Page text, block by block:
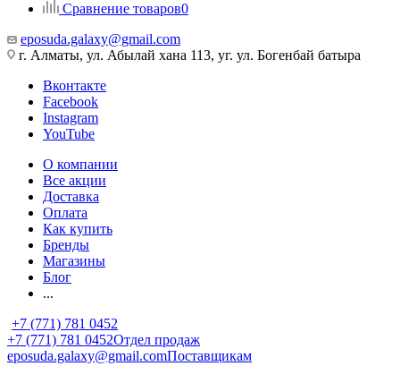
Сравнение товаров0
eposuda.galaxy@gmail.com
г. Алматы, ул. Абылай хана 113, уг. ул. Богенбай батыра
Вконтакте
Facebook
Instagram
YouTube
О компании
Все акции
Доставка
Оплата
Как купить
Бренды
Магазины
Блог
...
+7 (771) 781 0452
+7 (771) 781 0452Отдел продаж
eposuda.galaxy@gmail.comПоставщикам